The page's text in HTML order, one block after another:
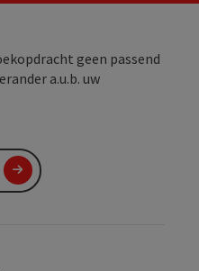
geen passend
a.u.b. uw